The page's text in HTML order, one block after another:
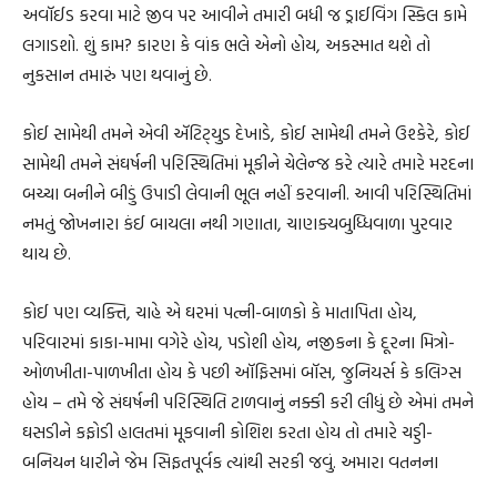
અવૉઈડ કરવા માટે જીવ પર આવીને તમારી બધી જ ડ્રાઈવિંગ સ્કિલ કામે
લગાડશો. શું કામ? કારણ કે વાંક ભલે એનો હોય, અકસ્માત થશે તો
નુકસાન તમારું પણ થવાનું છે.
કોઈ સામેથી તમને એવી ઍટિટ્‌યુડ દેખાડે, કોઈ સામેથી તમને ઉશ્કેરે, કોઈ
સામેથી તમને સંઘર્ષની પરિસ્થિતિમાં મૂકીને ચેલેન્જ કરે ત્યારે તમારે મરદના
બચ્ચા બનીને બીડું ઉપાડી લેવાની ભૂલ નહીં કરવાની. આવી પરિસ્થિતિમાં
નમતું જોખનારા કંઈ બાયલા નથી ગણાતા, ચાણક્યબુધ્ધિવાળા પુરવાર
થાય છે.
કોઈ પણ વ્યક્તિ, ચાહે એ ઘરમાં પત્ની-બાળકો કે માતાપિતા હોય,
પરિવારમાં કાકા-મામા વગેરે હોય, પડોશી હોય, નજીકના કે દૂરના મિત્રો-
ઓળખીતા-પાળખીતા હોય કે પછી ઑફિસમાં બૉસ, જુનિયર્સ કે કલિગ્સ
હોય – તમે જે સંઘર્ષની પરિસ્થિતિ ટાળવાનું નક્કી કરી લીધું છે એમાં તમને
ઘસડીને કફોડી હાલતમાં મૂકવાની કોશિશ કરતા હોય તો તમારે ચડ્ડી-
બનિયન ધારીને જેમ સિફતપૂર્વક ત્યાંથી સરકી જવું. અમારા વતનના